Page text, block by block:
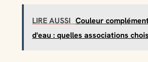
LIRE AUSSI Couleur
d'eau : quelles associations